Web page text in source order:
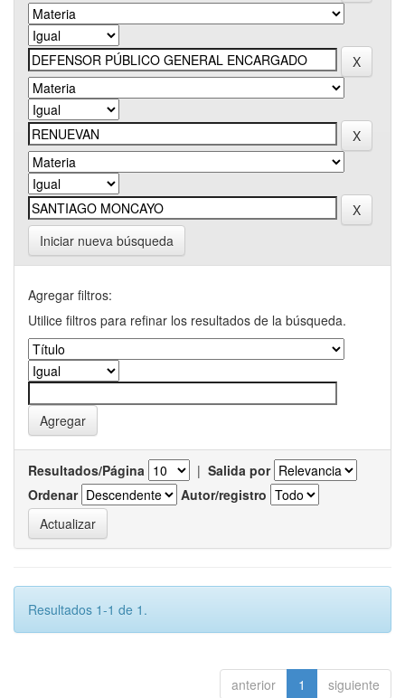
Iniciar nueva búsqueda
Agregar filtros:
Utilice filtros para refinar los resultados de la búsqueda.
Resultados/Página | Salida por
Ordenar
Autor/registro
Resultados 1-1 de 1.
anterior 1 siguiente